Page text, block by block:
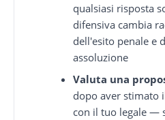
qualsiasi risposta
difensiva cambia
dell'esito penale e
assoluzione
Valuta una
dopo aver stimato
con il tuo legale —